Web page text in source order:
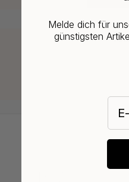
Melde dich für
günstigsten
E-